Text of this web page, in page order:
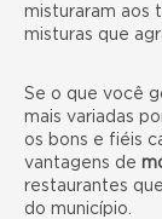
misturaram aos
misturas que
Se o que você
mais variadas
os bons e fiéis
vantagens de
restaurantes
do município.